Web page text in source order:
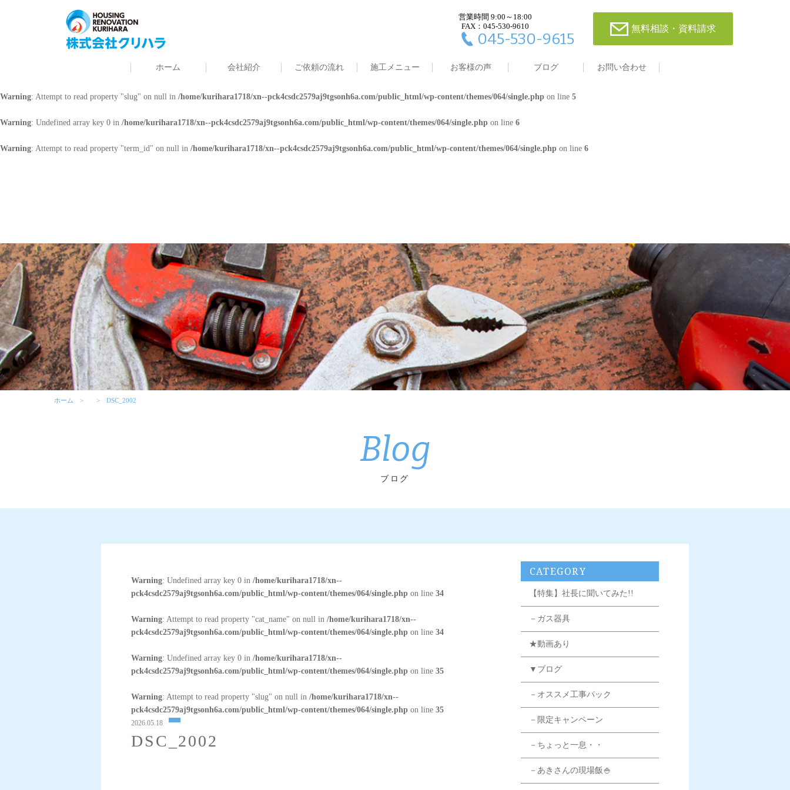
営業時間 9:00～18:00
FAX：045-530-9610
045-530-9615
無料相談・資料請求
ホーム 会社紹介 ご依頼の流れ 施工メニュー お客様の声 ブログ お問い合わせ
: Undefined array key 0 in/home/kurihara1718/xn--pck4csdc2579aj9tgsonh6a.com/public_html/wp-content/themes/064/single.phpon line4
: Attempt to read property "cat_name" on null in /home/kurihara1718/xn--pck4csdc2579aj9tgsonh6a.com/public_html/wp-content/themes/064/single.phpon line 4
/home/kurihara1718/xn--pck4csdc2579aj9tgsonh6a.com/public_html/wp-content/themes/064/single.phpon line
Warning: Attempt to read property "slug" on null in /home/kurihara1718/xn--pck4csdc2579aj9tgsonh6a.com/public_html/wp-content/themes/064/single.php on line 5
Warning: Undefined array key 0 in /home/kurihara1718/xn--pck4csdc2579aj9tgsonh6a.com/public_html/wp-content/themes/064/single.php on line 6
Warning: Attempt to read property "term_id" on null in /home/kurihara1718/xn--pck4csdc2579aj9tgsonh6a.com/public_html/wp-content/themes/064/single.php on line 6
ホーム DSC_2002
Blog
ブログ
Warning: Undefined array key 0 in/home/kurihara1718/xn--
pck4csdc2579aj9tgsonh6a.com/public_html/wp-content/themes/064/single.php on line34
Warning: Attempt to read property "cat_name" on null in/home/kurihara1718/xn--
pck4csdc2579aj9tgsonh6a.com/public_html/wp-content/themes/064/single.php on line34
Warning: Undefined array key 0 in/home/kurihara1718/xn--
pck4csdc2579aj9tgsonh6a.com/public_html/wp-content/themes/064/single.php on line35
Warning: Attempt to read property "slug" on null in/home/kurihara1718/xn--
pck4csdc2579aj9tgsonh6a.com/public_html/wp-content/themes/064/single.php on line35
2026.05.18
DSC_2002
CATEGORY
【特集】社長に聞いてみた!!
－ガス器具
★動画あり
▼ブログ
－オススメ工事パック
－限定キャンペーン
－ちょっと一息・・
－あきさんの現場飯🍚